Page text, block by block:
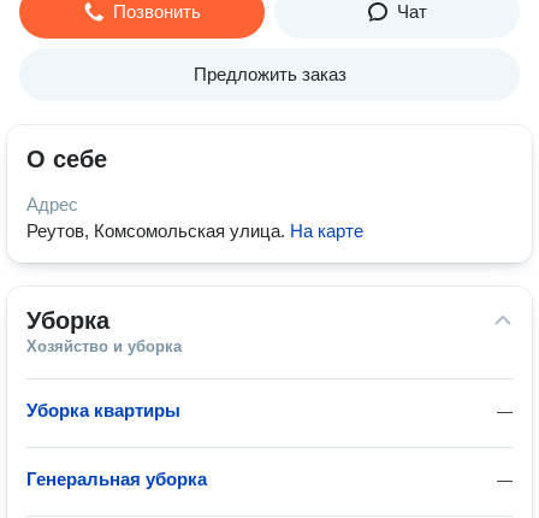
Позвонить Чат
Предложить заказ
О себе
Адрес
Реутов, Комсомольская улица. На карте
Уборка
Хозяйство и уборка
—
Уборка квартиры
—
Генеральная уборка